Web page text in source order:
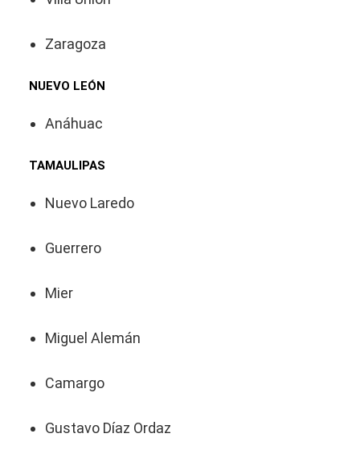
Zaragoza
NUEVO LEÓN
Anáhuac
TAMAULIPAS
Nuevo Laredo
Guerrero
Mier
Miguel Alemán
Camargo
Gustavo Díaz Ordaz